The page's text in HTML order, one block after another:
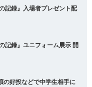
記録』入場者プレゼント配
記録』ユニフォーム展示 開
の好投などで中学生相手に